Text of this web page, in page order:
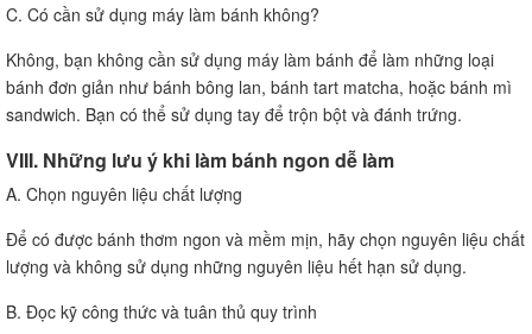
C. Có cần sử dụng máy làm bánh không?
Không, bạn không cần sử dụng máy làm bánh để làm những loại
bánh đơn giản như bánh bông lan, bánh tart matcha, hoặc bánh mì
sandwich. Bạn có thể sử dụng tay để trộn bột và đánh trứng.
VIII. Những lưu ý khi làm bánh ngon dễ làm
A. Chọn nguyên liệu chất lượng
Để có được bánh thơm ngon và mềm mịn, hãy chọn nguyên liệu chất
lượng và không sử dụng những nguyên liệu hết hạn sử dụng.
B. Đọc kỹ công thức và tuân thủ quy trình